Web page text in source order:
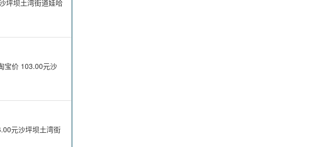
坪坝土湾街道娃哈
宝价 103.00元沙
元沙坪坝土湾街